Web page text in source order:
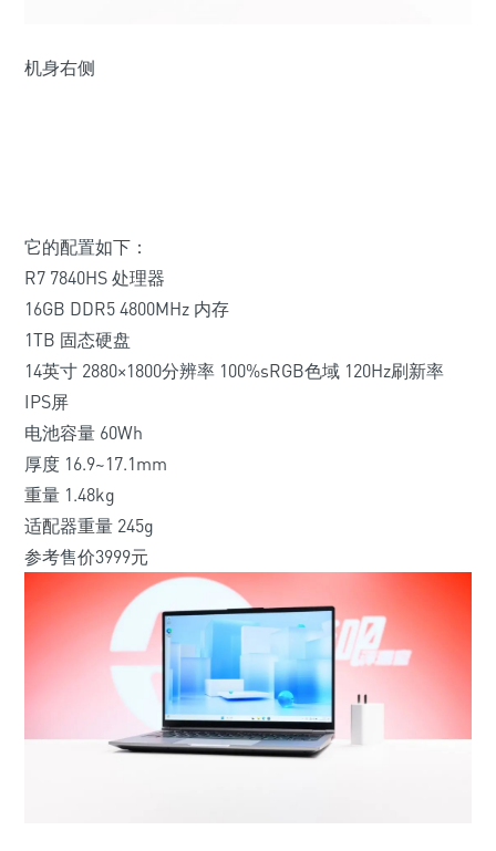
机身右侧
它的配置如下：
R7 7840HS 处理器
16GB DDR5 4800MHz 内存
1TB 固态硬盘
14英寸 2880×1800分辨率 100%sRGB色域 120Hz刷新率
IPS屏
电池容量 60Wh
厚度 16.9~17.1mm
重量 1.48kg
适配器重量 245g
参考售价3999元